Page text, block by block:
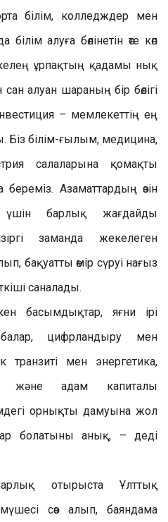
білім, колледждер мен
алуға бөлінетін өте көп
ұрпақтың қадамы нық
сан алуан шараның бір бөлігі
– мемлекеттің ең
Біз білім-ғылым, медицина,
салаларына қомақты
Азаматтардың өзін
барлық жағдайды
заманда жекелеген
бақуатты өмір сүруі нағыз
саналады.
басымдықтар, яғни ірі
цифрландыру мен
транзиті мен энергетика,
және адам капиталы
орнықты дамуына жол
болатыны анық, – деді
отырыста Ұлттық
сөз алып, баяндама